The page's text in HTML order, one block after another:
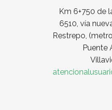
Km 6+750 de
6510, vía
Restrepo,
Puente